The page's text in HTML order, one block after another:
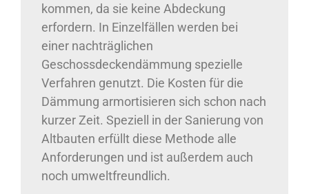
kommen, da sie keine Abdeckung
erfordern. In Einzelfällen werden bei
einer nachträglichen
Geschossdeckendämmung spezielle
Verfahren genutzt. Die Kosten für die
Dämmung armortisieren sich schon nach
kurzer Zeit. Speziell in der Sanierung von
Altbauten erfüllt diese Methode alle
Anforderungen und ist außerdem auch
noch umweltfreundlich.